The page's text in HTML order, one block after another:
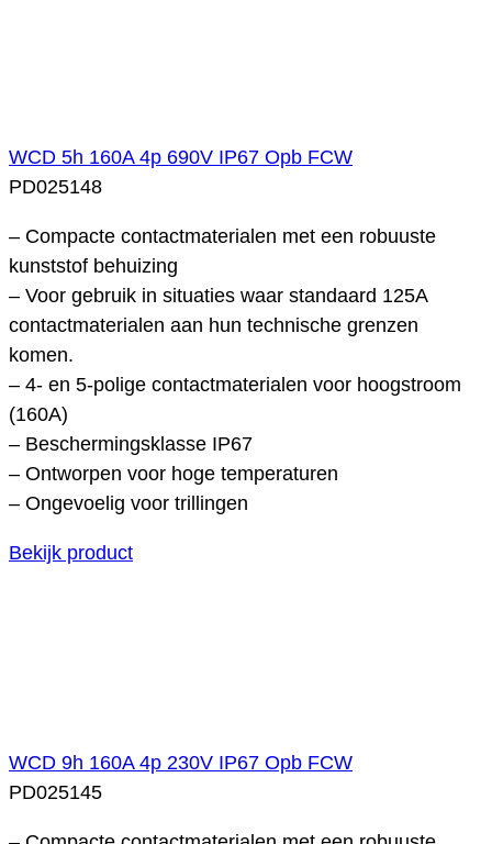
WCD 5h 160A 4p 690V IP67 Opb FCW
PD025148
– Compacte contactmaterialen met een robuuste
kunststof behuizing
– Voor gebruik in situaties waar standaard 125A
contactmaterialen aan hun technische grenzen
komen.
– 4- en 5-polige contactmaterialen voor hoogstroom
(160A)
– Beschermingsklasse IP67
– Ontworpen voor hoge temperaturen
– Ongevoelig voor trillingen
Bekijk product
WCD 9h 160A 4p 230V IP67 Opb FCW
PD025145